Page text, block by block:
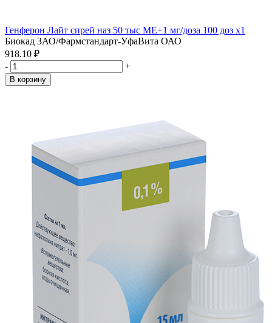
Генферон Лайт спрей наз 50 тыс МЕ+1 мг/доза 100 доз x1
Биокад ЗАО/Фармстандарт-УфаВита ОАО
918.10 ₽
-
+
В корзину